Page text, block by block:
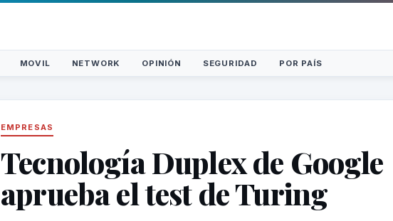
MOVIL NETWORK OPINIÓN SEGURIDAD POR PAÍS
EMPRESAS
Tecnología Duplex de Google
aprueba el test de Turing